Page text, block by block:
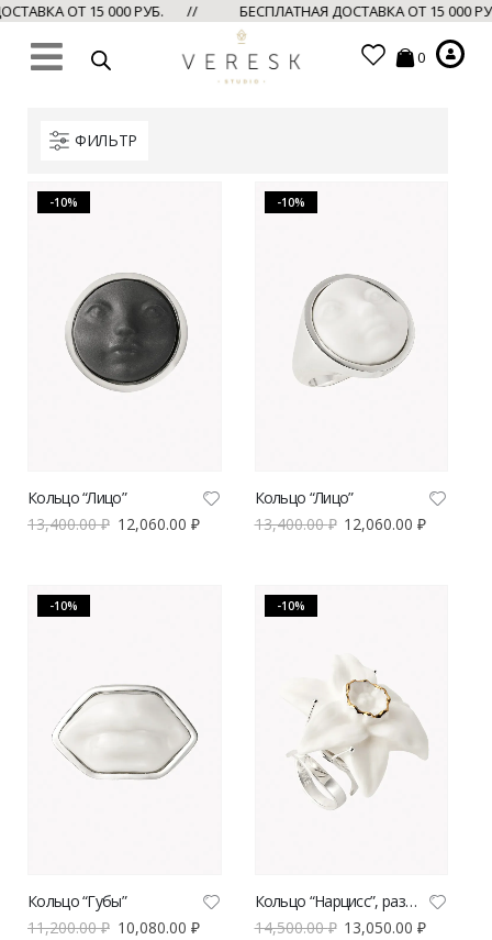
ОТ 15 000 РУБ. // БЕСПЛАТНАЯ ДОСТАВКА ОТ 15 000
0
ФИЛЬТР
-10%
Кольцо “Лицо”
13,400.00₽ 12,060.00 ₽
-10%
Кольцо “Лицо”
13,400.00₽ 12,060.00₽
-10%
Кольцо “Губы”
11,200.00₽ 10,080.00 ₽
-10%
Кольцо “Нарцисс”, размер XL
14,500.00₽ 13,050.00₽